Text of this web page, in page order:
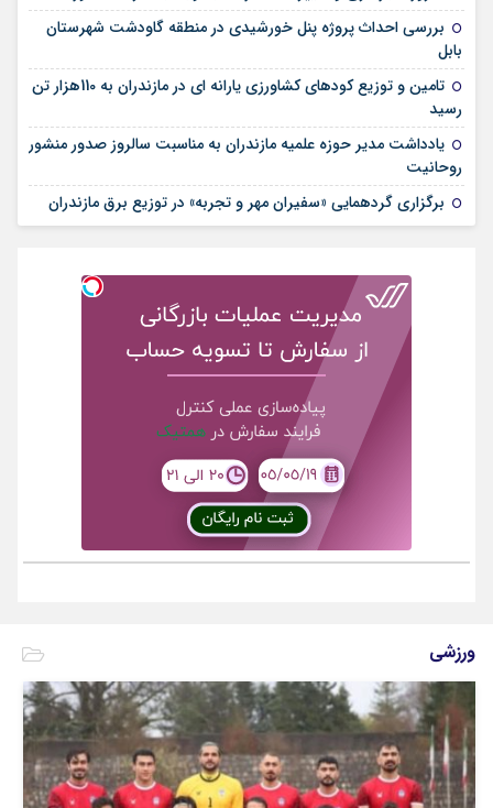
بررسی احداث پروژه پنل خورشیدی در منطقه گاودشت شهرستان
بابل
تامین و توزیع کودهای کشاورزی یارانه ای در مازندران به 110هزار تن
رسید
یادداشت مدیر حوزه علمیه مازندران به مناسبت سالروز صدور منشور
روحانیت
برگزاری گردهمایی «سفیران مهر و تجربه» در توزیع برق مازندران
ورزشی